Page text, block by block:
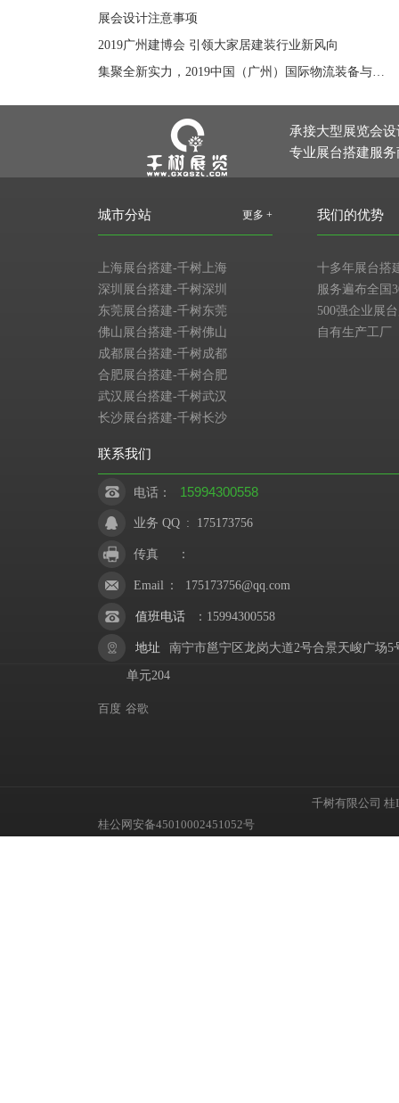
展会设计注意事项
2019广州建博会 引领大家居建装行业新风向
集聚全新实力，2019中国（广州）国际物流装备与技术展览会引领华南物流发展新风向
承接大型展览会
专业展台搭建服务
更多 +
城市分站
上海展台搭建-千树上海
深圳展台搭建-千树深圳
东莞展台搭建-千树东莞
佛山展台搭建-千树佛山
成都展台搭建-千树成都
合肥展台搭建-千树合肥
武汉展台搭建-千树武汉
长沙展台搭建-千树长沙
我们的优势
十多年展台搭
服务遍布全国
500强企业展
自有生产工厂
联系我们
电话： 15994300558
业务 QQ : 175173756
传真 ：
Email ： 175173756@qq.com
值班电话 ： 15994300558
地址 南宁市邕宁区龙岗大道2号合景天峻广场5
单元204
百度 谷歌
千树有限公司 桂
桂公网安备45010002451052号